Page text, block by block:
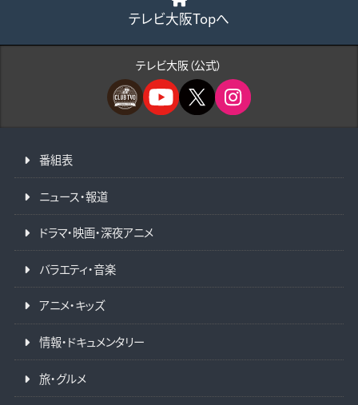
テレビ大阪Topへ
テレビ大阪（公式）
番組表
ニュース・報道
ドラマ・映画・深夜アニメ
バラエティ・音楽
アニメ・キッズ
情報・ドキュメンタリー
旅・グルメ